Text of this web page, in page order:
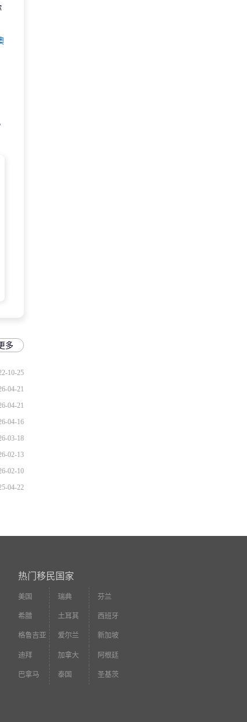
多
10-25
04-21
04-21
04-16
03-18
02-13
02-10
04-22
热门移民国家
美国 瑞典 芬兰
希腊 土耳其 西班牙
格鲁吉亚 爱尔兰 新加坡
迪拜 加拿大 阿根廷
巴拿马 泰国 圣基茨